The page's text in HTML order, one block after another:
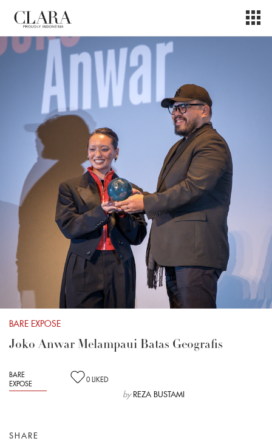
BARE EXPOSE
Joko Anwar Melampaui Batas Geografis
BARE
EXPOSE
0 LIKED
by REZA BUSTAMI
SHARE